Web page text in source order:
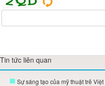
Tin tức liên quan
Sự sáng tạo của mỹ thuật trẻ Việt